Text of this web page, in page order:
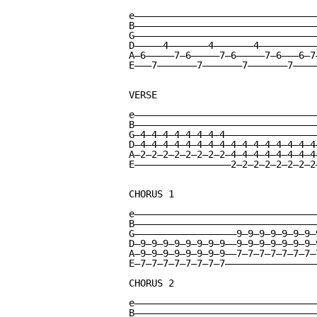
VERSE
CHORUS 1
CHORUS 2